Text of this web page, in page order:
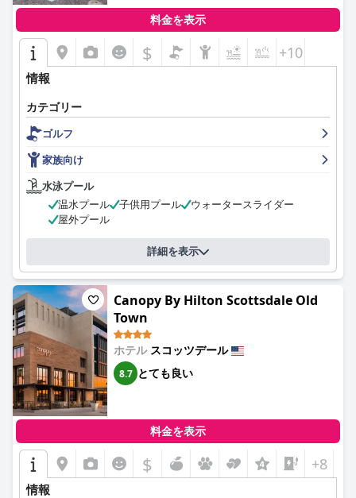
ストが清潔で快適な客室と手入れの行き届いた敷地を称賛してい
ますが、染みのついたカーペット、汚れたバスタブ、シャワーの
カビなどの問題が指摘されているフィードバックもあります。そ
れにもかかわらず、全体的な感情は、清潔で快適な滞在を支持し
ています。
エンバシー・スイーツ・バイ・ヒルトン・スコッツデール・リゾ
ートのスタッフは、フレンドリーさと親切さで高い評価を得てお
り、卓越したサービスを提供する個人に対する特別な言及があり
ます。この高レベルの顧客サービスは、ポジティブなゲスト体験
と魅力的な雰囲気に大きく貢献しています。
プールエリアも好評で、ゲストは清潔で美しい環境と、プールバ
ーと24時間利用できる便利さを楽しんでいます。特に家族は、
時々水が温かい、ろ過の問題など、いくつかの軽微なメンテナン
スの問題にもかかわらず、子供たちがプールとスパエリアを楽し
家族は、リゾートが特に快適であると感じており、その立地の便
利さ、清潔な環境、無料のイブニングカクテルや充実した朝食ビ
ュッフェなどの家族向けの設備に注目しています。そのため、お
子様連れのご旅行に人気があります。
全体として、エンバシー・スイーツ・バイ・ヒルトン・スコッツ
デール・リゾートは、特に家族連れの旅行者にとって、豊富なア
メニティと卓越したサービスを備えた快適な滞在を求める人にと
って、確かな選択肢です。
料金を表示
$ +10
情報
カテゴリー
ゴルフ
家族向け
水泳プール
温水プール
子供用プール
ウォータースライダー
屋外プール
詳細を表示
Canopy By Hilton Scottsdale Old
Town
ホテル スコッツデール
8.7 とても良い
料金を表示
$ +8
情報